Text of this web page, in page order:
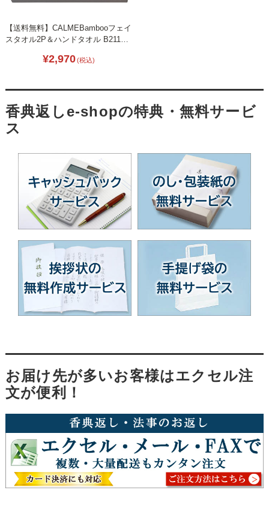
【送料無料】CALMEBambooフェイ
スタオル2P＆ハンドタオル B2112-
¥2,970(税込)
香典返しe-shopの特典・無料サービ
ス
お届け先が多いお客様はエクセル注
文が便利！